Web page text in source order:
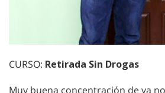
CURSO: Retirada Sin Drogas
Muy buena concentración de ya